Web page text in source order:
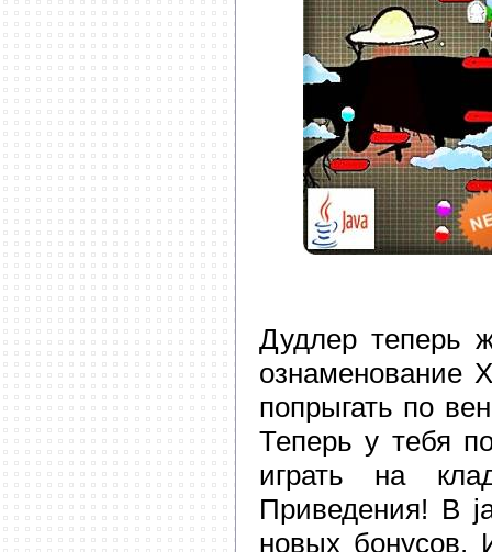
Дудлер теперь
ознаменование
попрыгать по
Теперь у тебя
играть на
Приведения! В
новых бонусов.